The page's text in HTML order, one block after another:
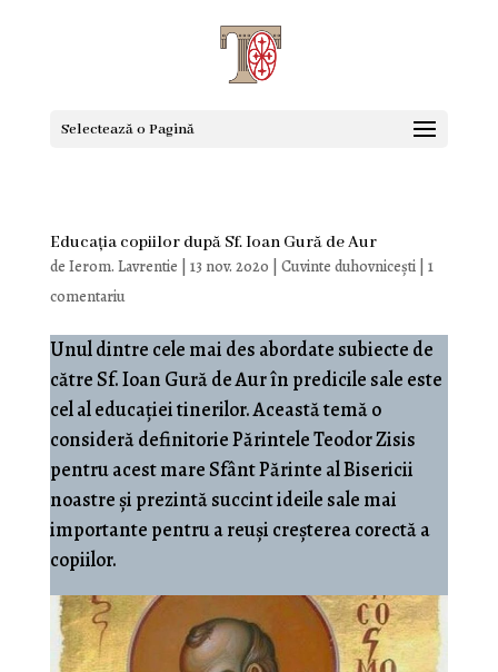
Selectează o Pagină
Educația copiilor după Sf. Ioan Gură de Aur
de Ierom. Lavrentie 13 nov. 2020 Cuvinte duhovnicești| 1
comentariu
Unul dintre cele mai des abordate subiecte de
către Sf. Ioan Gură de Aur în predicile sale este
cel al educației tinerilor. Această temă o
consideră definitorie Părintele Teodor Zisis
pentru acest mare Sfânt Părinte al Bisericii
noastre și prezintă succint ideile sale mai
importante pentru a reuși creșterea corectă a
copiilor.